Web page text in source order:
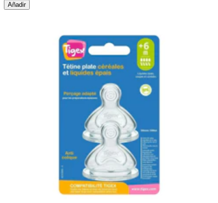
Añadir